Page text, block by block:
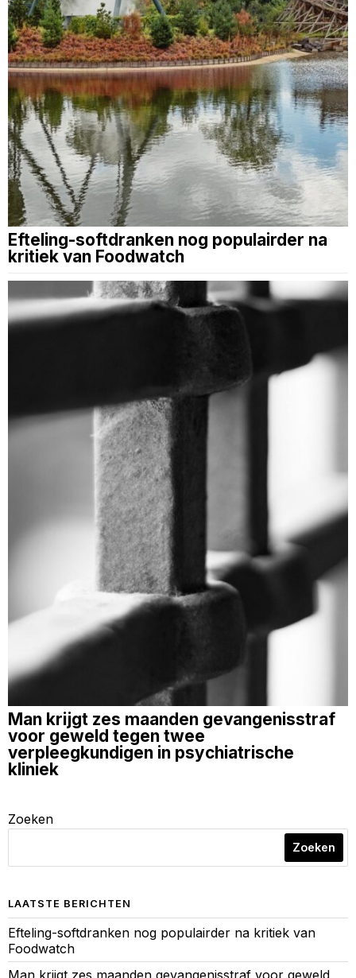
Efteling-softdranken nog populairder na
kritiek van Foodwatch
Man krijgt zes maanden gevangenisstraf
voor geweld tegen twee
verpleegkundigen in psychiatrische
kliniek
Zoeken
Zoeken
LAATSTE BERICHTEN
Efteling-softdranken nog populairder na kritiek van
Foodwatch
Man krijgt zes maanden gevangenisstraf voor geweld